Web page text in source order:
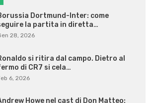
Dortmund-Inter: come
la partita in diretta…
28, 2026
si ritira dal campo. Dietro al
di CR7 si cela…
6, 2026
Howe nel cast di Don Matteo: